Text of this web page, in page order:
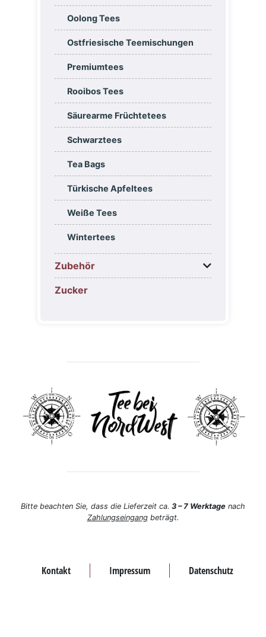
Oolong Tees
Ostfriesische Teemischungen
Premiumtees
Rooibos Tees
Säurearme Früchtetees
Schwarztees
Tea Bags
Türkische Apfeltees
Weiße Tees
Wintertees
Zubehör
Zucker
Bitte beachten Sie, dass die Lieferzeit ca. 3 – 7 Werktage nach
Zahlungseingangbeträgt.
Kontakt Impressum Datenschutz